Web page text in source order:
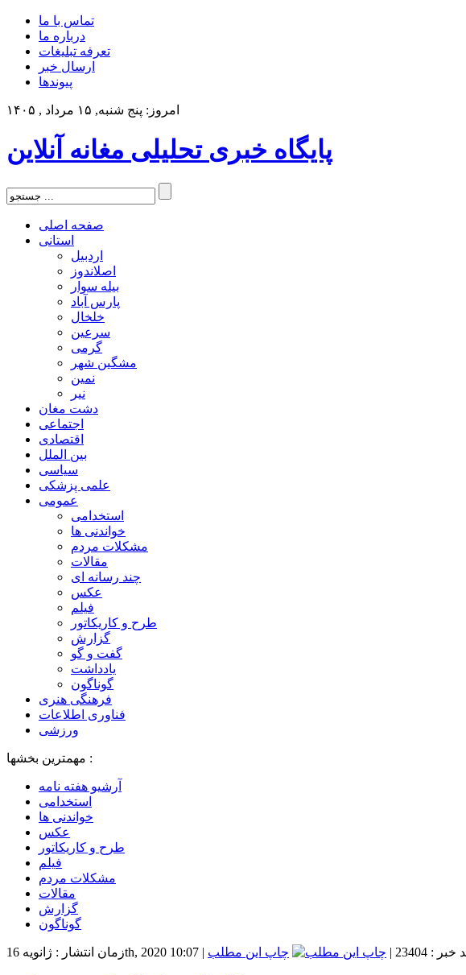
تماس با ما
درباره ما
تعرفه تبلیغات
ارسال خبر
پیوندها
امروز: پنج شنبه, ۱۵ مرداد , ۱۴۰۵
پایگاه خبری تحلیلی مغانه آنلاین
صفحه اصلی
استانی
اردبیل
اصلاندوز
بیله سوار
پارس آباد
خلخال
سرعین
گرمی
مشگین شهر
نمین
نیر
دشت مغان
اجتماعی
اقتصادی
بین الملل
سیاسی
علمی پزشکی
عمومی
استخدامی
خواندنی ها
مشکلات مردم
مقالات
چند رسانه ای
عکس
فیلم
طرح و کاریکاتور
گزارش
گفت و گو
یادداشت
گوناگون
فرهنگی هنری
فناوری اطلاعات
ورزشی
مهمترین بخشها :
آرشیو هفته نامه
استخدامی
خواندنی ها
عکس
طرح و کاریکاتور
فیلم
مشکلات مردم
مقالات
گزارش
گوناگون
زمان انتشار : ژانویه 16th, 2020 10:07 | : 23404
| چاپ این مطلب